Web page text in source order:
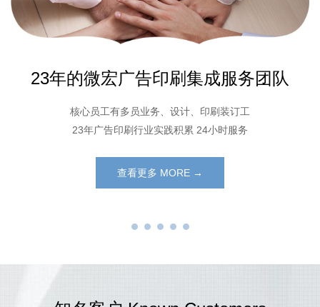
23年的微宏广告印刷集成服务团队
核心员工有多员业务、设计、印刷装订工
23年广告印刷行业实践积累 24小时服务
查看更多 MORE →